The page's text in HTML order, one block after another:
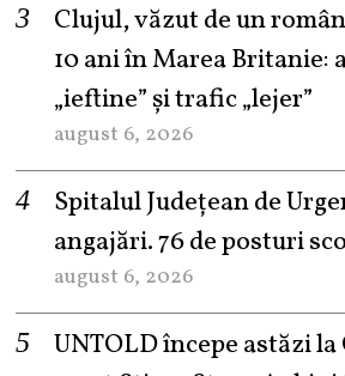
Clujul, văzut de un
10 ani în Marea Britanie:
„ieftine” și trafic „lejer”
august 6, 2026
Spitalul Județean de
angajări. 76 de posturi
august 6, 2026
UNTOLD începe astăzi la